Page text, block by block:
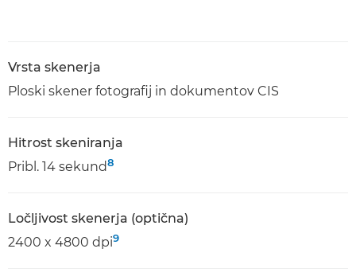
Vrsta skenerja
Ploski skener fotografij in dokumentov CIS
Hitrost skeniranja
Pribl. 14 sekund8
Ločljivost skenerja (optična)
2400 x 4800 dpi9